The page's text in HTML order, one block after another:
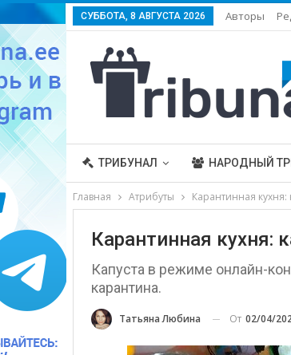
СУББОТА, 8 АВГУСТА 2026 Авторы
ТРИБУНАЛ НАРОДНЫЙ
Главная Атрибуты Карантинная кухня:
Карантинная кухня:
Капуста в режиме онлайн-
карантина.
Татьяна Любина От 02/04/